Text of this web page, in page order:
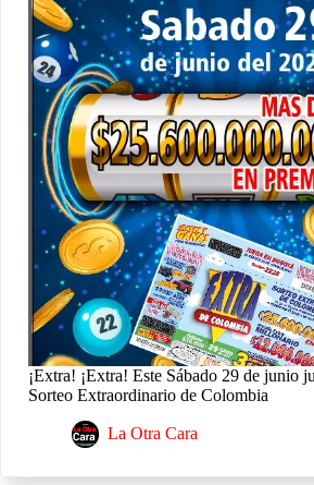
¡Extra! ¡Extra! Este Sábado 29 de junio
Sorteo Extraordinario de Colombia
La Otra Cara